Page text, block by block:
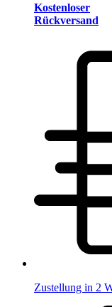
Kostenloser
Rückversand
Zustellung in 2